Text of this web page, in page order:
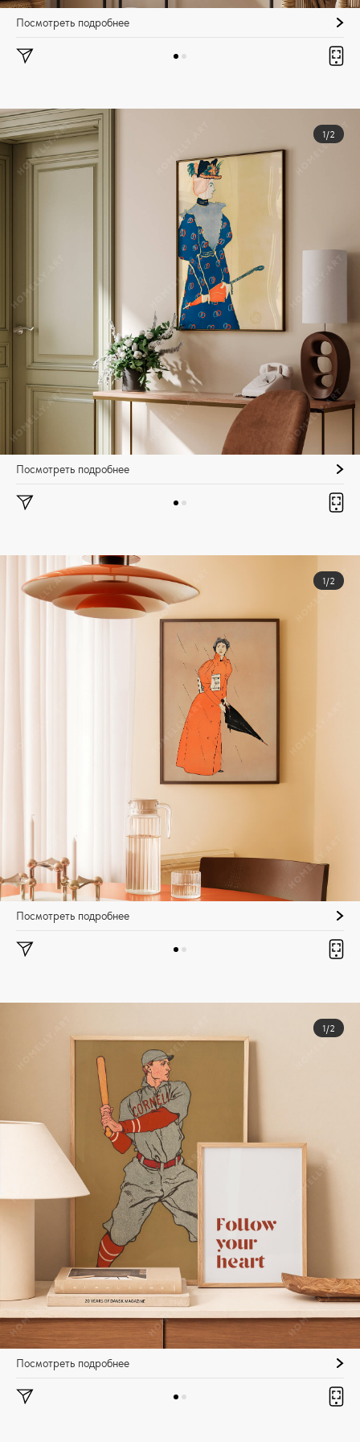
Посмотреть подробнее
1/2
Посмотреть подробнее
1/2
Посмотреть подробнее
1/2
Посмотреть подробнее